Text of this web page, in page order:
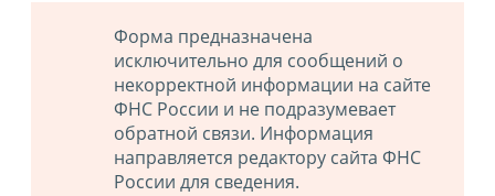
Форма предназначена
исключительно для сообщений о
некорректной информации на сайте
ФНС России и не подразумевает
обратной связи. Информация
направляется редактору сайта ФНС
России для сведения.